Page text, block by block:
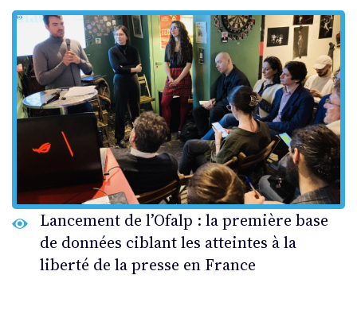
Lancement de l’Ofalp : la première base
de données ciblant les atteintes à la
liberté de la presse en France